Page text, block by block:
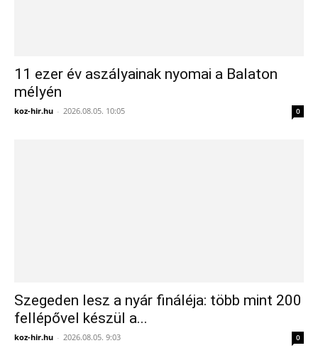
11 ezer év aszályainak nyomai a Balaton
mélyén
koz-hir.hu - 2026.08.05. 10:05 0
Szegeden lesz a nyár fináléja: több mint 200
fellépővel készül a...
koz-hir.hu - 2026.08.05. 9:03 0